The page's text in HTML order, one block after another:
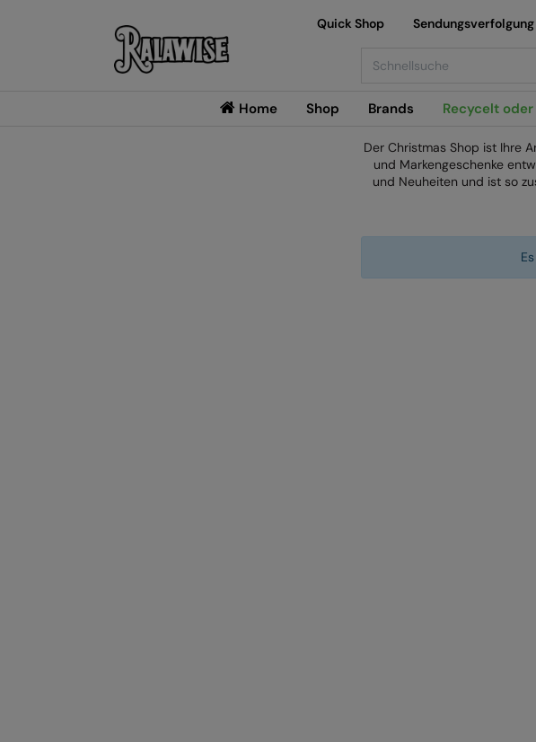
Home Shop Brands Recycelt oder
Quick Shop Sendungsverfolgung
Der Christmas Shop ist Ihre
und Markengeschenke
und Neuheiten und ist so